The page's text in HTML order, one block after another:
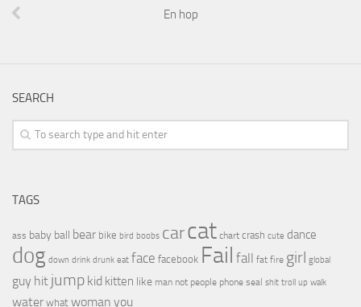
En hop
SEARCH
TAGS
ass baby ball bear bike bird boobs carcat chart crash cute dance
dog down drink drunk eat face facebook Fail fall fat fire girl global
guy hit jump kid kitten like man not people phone seal shit troll up walk
water what woman you